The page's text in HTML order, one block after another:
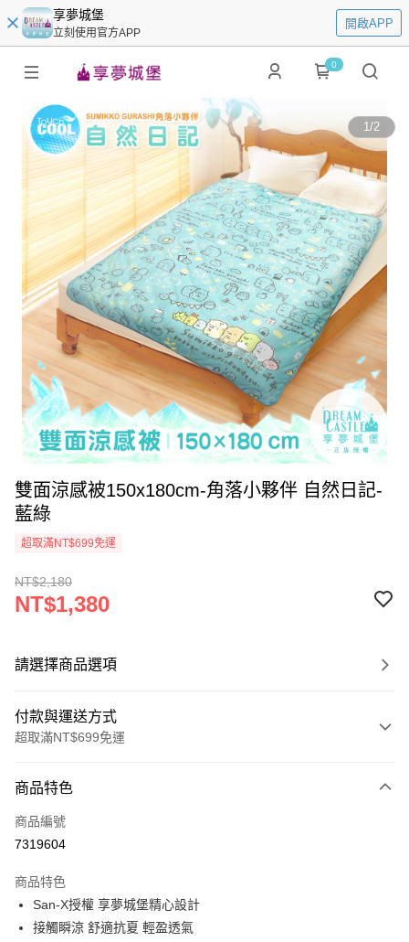
享夢城堡
立刻使用官方APP
開啟APP
0
1/2
雙面涼感被150x180cm-角落小夥伴 自然日記-
藍綠
超取滿NT$699免運
NT$2,180
NT$1,380
請選擇商品選項
付款與運送方式
超取滿NT$699免運
信用卡一次付款
超商取貨付款
Apple Pay
街口支付
商品特色
商品編號
7319604
商品特色
San-X授權 享夢城堡精心設計
接觸瞬涼 舒適抗夏 輕盈透氣